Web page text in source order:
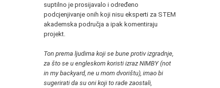
suptilno je prosijavalo i određeno
podcjenjivanje onih koji nisu eksperti za STEM
akademska područja a ipak komentiraju
projekt.
Ton prema ljudima koji se bune protiv izgradnje,
za što se u engleskom koristi izraz NIMBY (not
in my backyard, ne u mom dvorištu), imao bi
sugerirati da su oni koji to rade zaostali,